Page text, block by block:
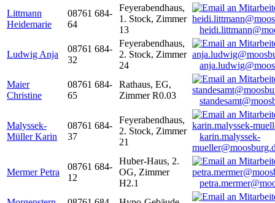
Littmann
Heidemarie
08761 684-
64
Feyerabendhaus,
1. Stock, Zimmer
13
Ludwig Anja
08761 684-
32
Feyerabendhaus,
2. Stock, Zimmer
24
Maier
Christine
08761 684-
65
Rathaus, EG,
Zimmer R0.03
Malyssek-
Müller Karin
08761 684-
37
Feyerabendhaus,
2. Stock, Zimmer
21
karin.malyssek-
Mermer Petra
08761 684-
12
Huber-Haus, 2.
OG, Zimmer
H2.1